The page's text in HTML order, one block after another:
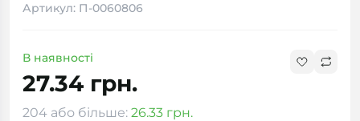
Артикул: П-0060806
В наявності
27.34 грн.
204 або більше: 26.33 грн.